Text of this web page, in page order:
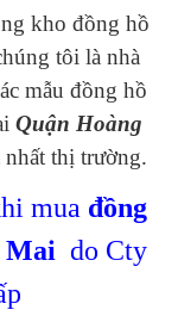
kho đồng hồ
tôi là nhà
mẫu đồng hồ
Quận Hoàng
thị trường.
mua đồng
Mai do Cty